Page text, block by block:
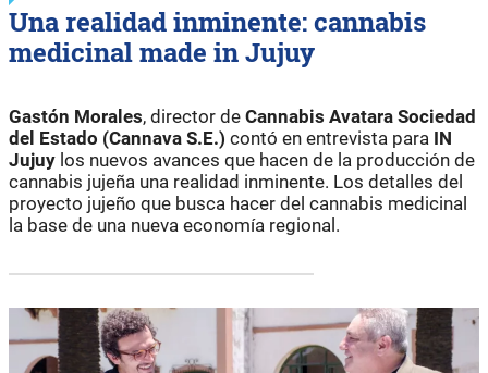
Una realidad inminente: cannabis
medicinal made in Jujuy
Gastón Morales, director de Cannabis Avatara Sociedad
del Estado (Cannava S.E.) contó en entrevista para IN
Jujuy los nuevos avances que hacen de la producción de
cannabis jujeña una realidad inminente. Los detalles del
proyecto jujeño que busca hacer del cannabis medicinal
la base de una nueva economía regional.